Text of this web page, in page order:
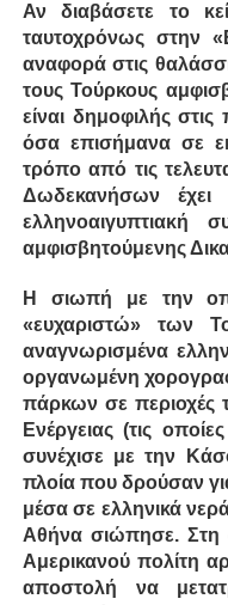
Αν διαβάσετε το
ταυτοχρόνως στην
αναφορά στις
τους Τούρκους
είναι δημοφιλής
όσα επισήμανα σε
τρόπο από τις
Δωδεκανήσων έχει
ελληνοαιγυπτιακή
αμφισβητούμενης
Η σιωπή με την
«ευχαριστώ» των
αναγνωρισμένα
οργανωμένη
πάρκων σε περιοχές
Ενέργειας (τις
συνέχισε με την
πλοία που δρούσαν
μέσα σε ελληνικά
Αθήνα σιώπησε. Στη
Αμερικανού πολίτη
αποστολή να